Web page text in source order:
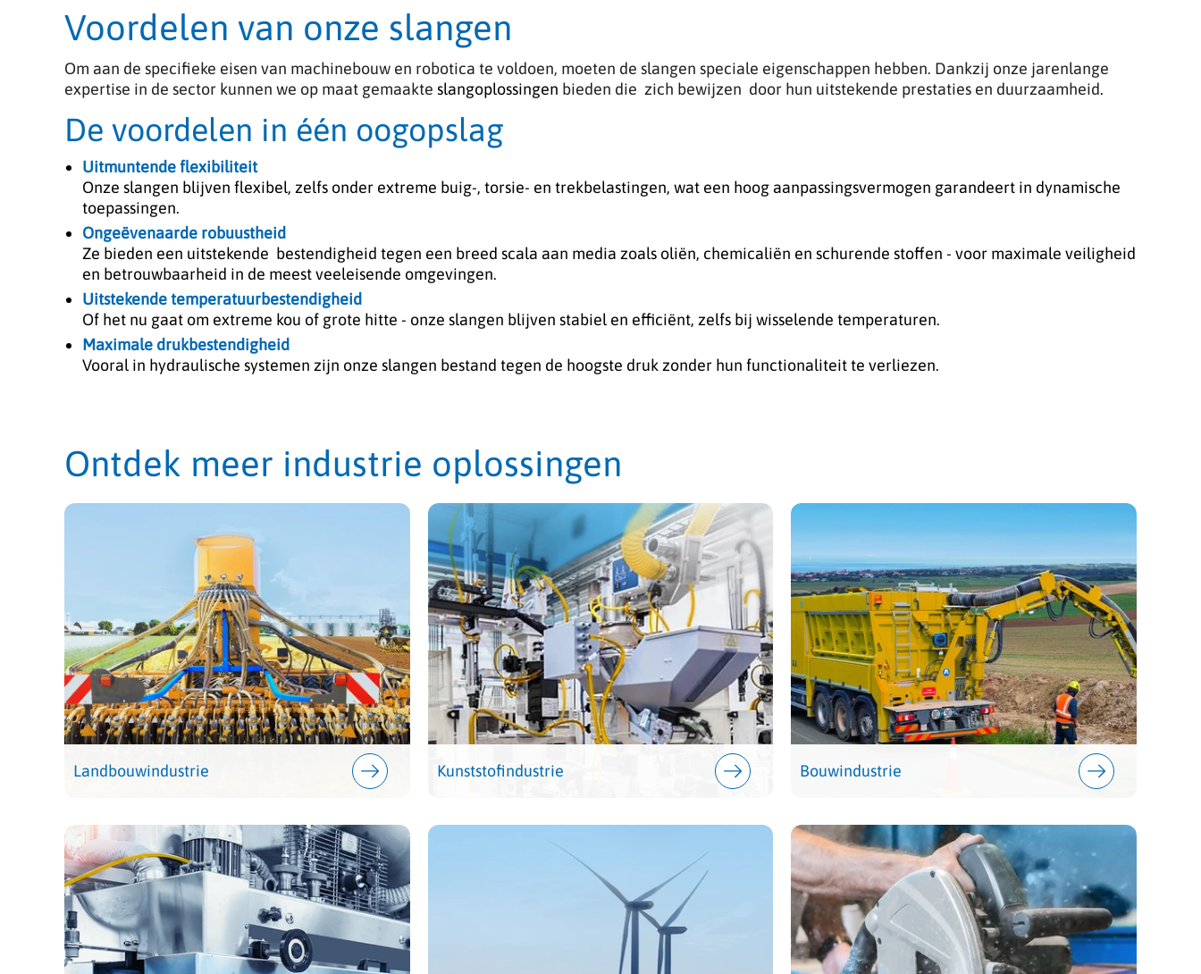
Voordelen van onze slangen
Om aan de specifieke eisen van machinebouw en robotica te voldoen, moeten de slangen speciale eigenschappen hebben. Dankzij onze jarenlange
expertise in de sector kunnen we op maat gemaakte slangoplossingen bieden die zich bewijzen door hun uitstekende prestaties en duurzaamheid.
De voordelen in één oogopslag
Uitmuntende flexibiliteit
Onze slangen blijven flexibel, zelfs onder extreme buig-, torsie- en trekbelastingen, wat een hoog aanpassingsvermogen garandeert in dynamische
toepassingen.
Ongeëvenaarde robuustheid
Ze bieden een uitstekende bestendigheid tegen een breed scala aan media zoals oliën, chemicaliën en schurende stoffen - voor maximale veiligheid
en betrouwbaarheid in de meest veeleisende omgevingen.
Uitstekende temperatuurbestendigheid
Of het nu gaat om extreme kou of grote hitte - onze slangen blijven stabiel en efficiënt, zelfs bij wisselende temperaturen.
Maximale drukbestendigheid
Vooral in hydraulische systemen zijn onze slangen bestand tegen de hoogste druk zonder hun functionaliteit te verliezen.
Ontdek meer industrie oplossingen
Landbouwindustrie Kunststofindustrie Bouwindustrie